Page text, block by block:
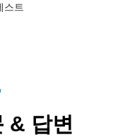
스트
& 답변